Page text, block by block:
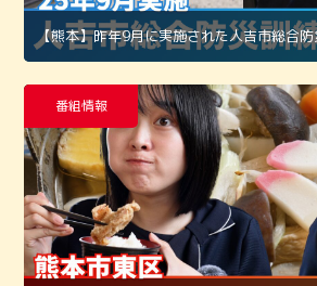
【熊本】昨年9月に実施された人吉市総合
番組情報